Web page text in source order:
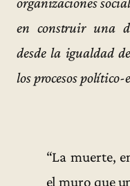
en construir una
desde la igualdad
los procesos político-
“La muerte,
el muro que